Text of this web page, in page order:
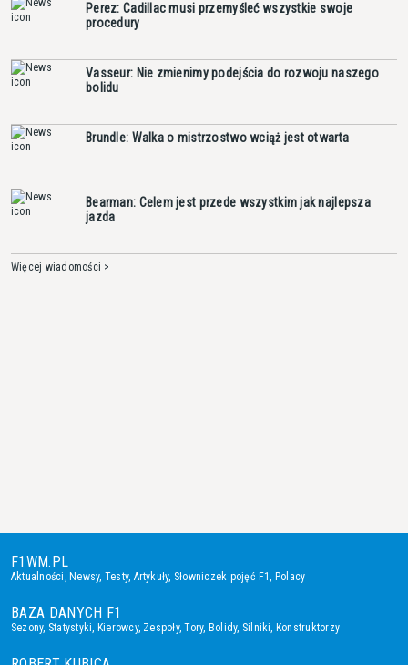
Perez: Cadillac musi przemyśleć wszystkie swoje
procedury
Vasseur: Nie zmienimy podejścia do rozwoju naszego
bolidu
Brundle: Walka o mistrzostwo wciąż jest otwarta
Bearman: Celem jest przede wszystkim jak najlepsza
jazda
Więcej wiadomości >
F1WM.PL
Aktualności, Newsy, Testy, Artykuły, Słowniczek pojęć F1, Polacy
BAZA DANYCH F1
Sezony, Statystyki, Kierowcy, Zespoły,Tory, Bolidy, Silniki, Konstruktorzy